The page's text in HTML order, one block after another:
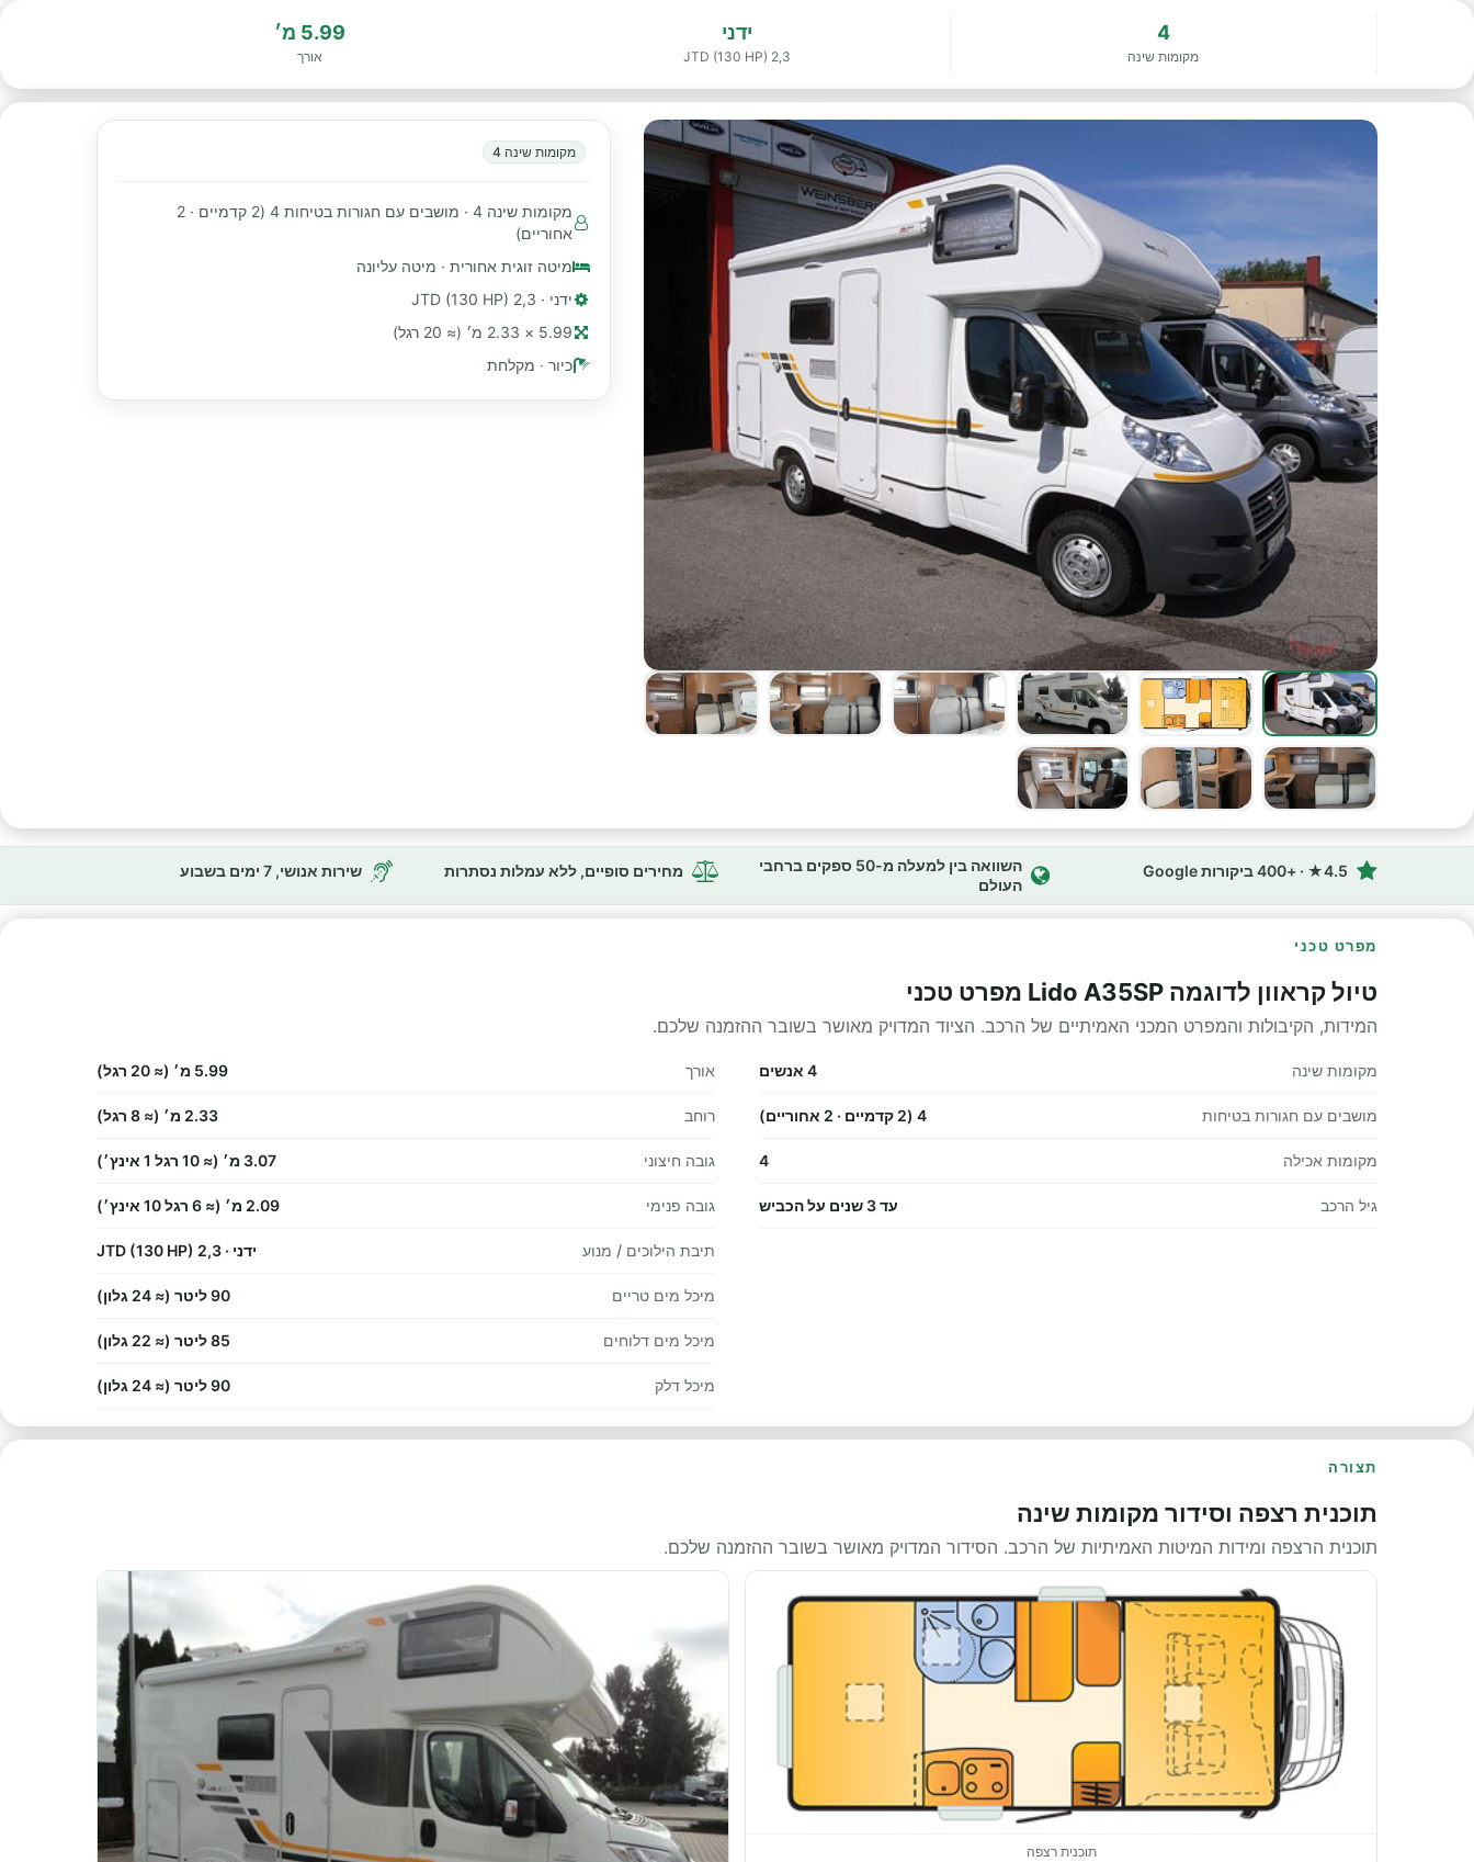
4
מקומות שינה
ידני
2,3 JTD (130 HP)
5.99 מ׳
אורך
מקומות שינה 4
מקומות שינה 4 · מושבים עם חגורות בטיחות 4 (2 קדמיים · 2
אחוריים)
מיטה זוגית אחורית · מיטה עליונה
ידני · 2,3 JTD (130 HP)
5.99 × 2.33 מ׳ (≈ 20 רגל)
כיור · מקלחת
4.5★ · +400 ביקורות Google
השוואה בין למעלה מ-50 ספקים ברחבי
העולם
מחירים סופיים, ללא עמלות נסתרות שירות אנושי, 7 ימים בשבוע
מפרט טכני
טיול קראוון לדוגמה Lido A35SP מפרט טכני
המידות, הקיבולות והמפרט המכני האמיתיים של הרכב. הציוד המדויק מאושר בשובר ההזמנה שלכם.
מקומות שינה 4 אנשים
מושבים עם חגורות בטיחות 4 (2 קדמיים · 2 אחוריים)
מקומות אכילה 4
גיל הרכב עד 3 שנים על הכביש
אורך 5.99 מ׳ (≈ 20 רגל)
רוחב 2.33 מ׳ (≈ 8 רגל)
גובה חיצוני 3.07 מ׳ (≈ 10 רגל 1 אינץ׳)
גובה פנימי 2.09 מ׳ (≈ 6 רגל 10 אינץ׳)
תיבת הילוכים / מנוע ידני · 2,3 JTD (130 HP)
מיכל מים טריים 90 ליטר (≈ 24 גלון)
מיכל מים דלוחים 85 ליטר (≈ 22 גלון)
מיכל דלק 90 ליטר (≈ 24 גלון)
תצורה
תוכנית רצפה וסידור מקומות שינה
תוכנית הרצפה ומידות המיטות האמיתיות של הרכב. הסידור המדויק מאושר בשובר ההזמנה שלכם.
תוכנית רצפה